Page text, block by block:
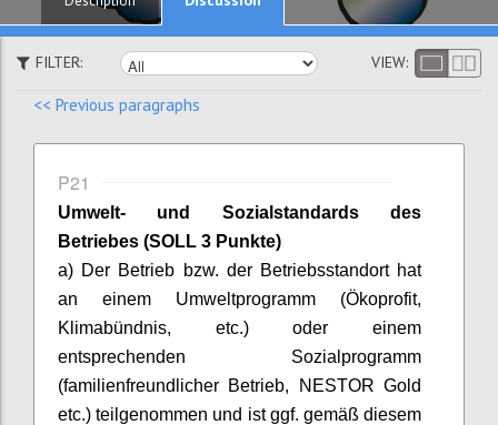
FILTER: VIEW:
<< Previous paragraphs
P21
Umwelt- und Sozialstandards des
Betriebes (SOLL 3 Punkte)
a) Der Betrieb bzw. der Betriebsstandort hat
an einem Umweltprogramm (Ökoprofit,
Klimabündnis, etc.) oder einem
entsprechenden Sozialprogramm
(familienfreundlicher Betrieb, NESTOR Gold
etc.) teilgenommen und ist ggf. gemäß diesem